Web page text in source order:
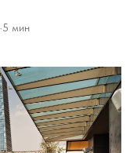
·5 мин